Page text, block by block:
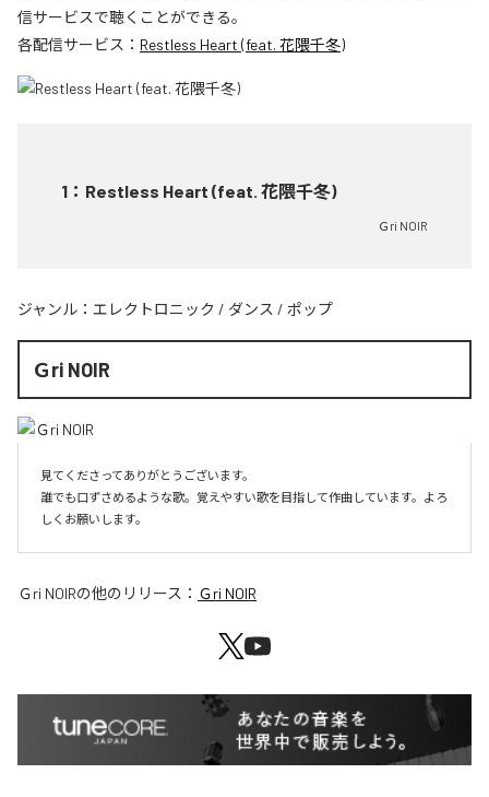
信サービスで聴くことができる。
各配信サービス： Restless Heart (feat. 花隈千冬)
1 ： Restless Heart (feat. 花隈千冬)
Ｇri NOIR
ジャンル： エレクトロニック / ダンス / ポップ
Ｇri NOIR
見てくださってありがとうございます。
誰でも口ずさめるような歌。覚えやすい歌を目指して作曲しています。よろ
しくお願いします。
Ｇri NOIRの他のリリース： Ｇri NOIR